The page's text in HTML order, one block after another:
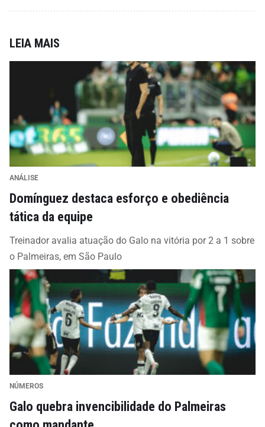
LEIA MAIS
ANÁLISE
Domínguez destaca esforço e obediência
tática da equipe
Treinador avalia atuação do Galo na vitória por 2 a 1 sobre
o Palmeiras, em São Paulo
NÚMEROS
Galo quebra invencibilidade do Palmeiras